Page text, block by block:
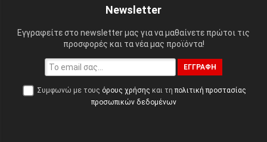
Newsletter
Εγγραφείτε στο newsletter μας για να μαθαίνετε πρώτοι τις
προσφορές και τα νέα μας προϊόντα!
ΕΓΓΡΑΦΉ
Συμφωνώ με τους όρους χρήσης και τη πολιτική προστασίας
προσωπικών δεδομένων